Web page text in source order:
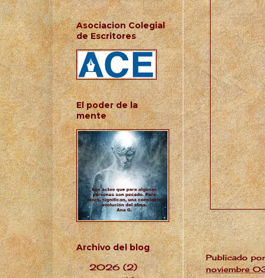
Publicado
noviembre
Asociacion Colegial
de Escritores
El poder de la
mente
Archivo del blog
▼2026(2)